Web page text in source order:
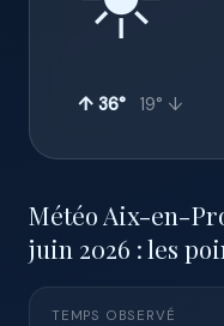
↑ 36° 19° ↓
Météo Aix-en-
juin 2026 : les
TEMPS OBSERVÉ